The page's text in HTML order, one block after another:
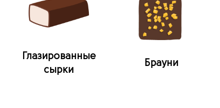
Глазированные
сырки
Брауни